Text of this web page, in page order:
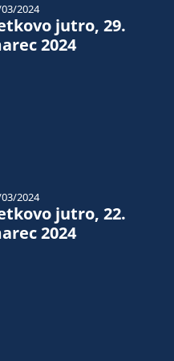
jutro, 29.
2024
2024
jutro, 22.
2024
2024